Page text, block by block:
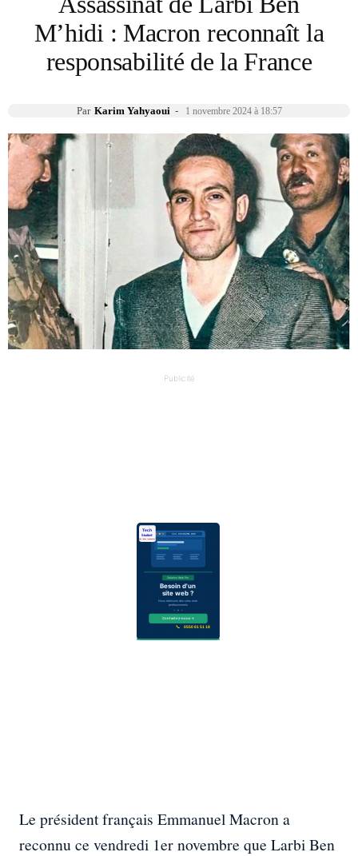
M’hidi : Macron reconnaît la
responsabilité de la France
Par Karim Yahyaoui - 1 novembre 2024 à 18:57
Publicité
Le président français Emmanuel Macron a
reconnu ce vendredi 1er novembre que Larbi Ben